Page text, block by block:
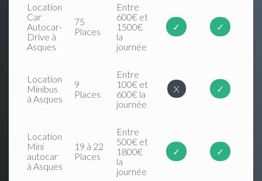
Location
Car
Autocar-
Drive à
Asques
75
Places
Entre
600€ et
1500€
la
journée
✓ ✓
Location
Minibus
à Asques
9
Places
Entre
100€ et
600€ la
journée
X ✓
Location
Mini
autocar
à Asques
19 à 22
Places
Entre
500€ et
1800€
la
journée
✓ ✓